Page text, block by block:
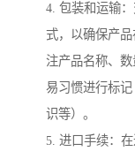
4. 包装和运输
式，以确保产
注产品名称、
易习惯进行标
识等）。
5. 进口手续：